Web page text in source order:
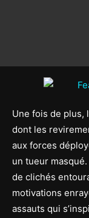
Une fois de plus,
dont les
aux forces
un tueur
de clichés
motivations
assauts qui